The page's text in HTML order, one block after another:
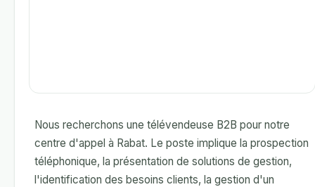
Nous recherchons une télévendeuse B2B pour notre
centre d'appel à Rabat. Le poste implique la prospection
téléphonique, la présentation de solutions de gestion,
l'identification des besoins clients, la gestion d'un